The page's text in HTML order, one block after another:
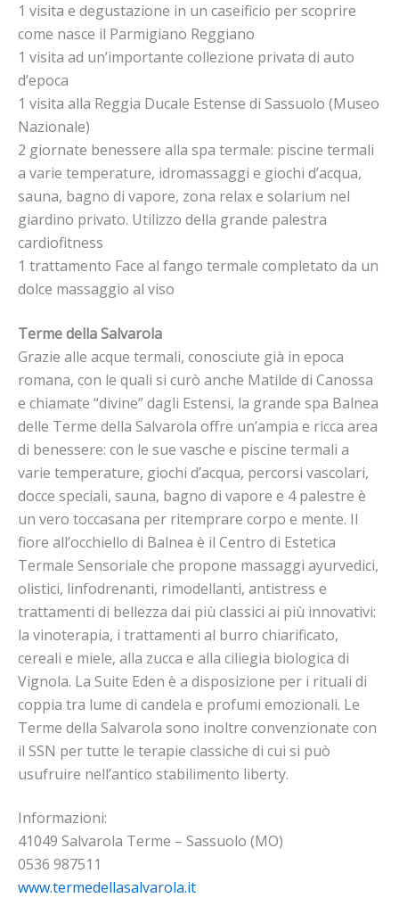
1 visita e degustazione in un caseificio per scoprire
come nasce il Parmigiano Reggiano
1 visita ad un’importante collezione privata di auto
d’epoca
1 visita alla Reggia Ducale Estense di Sassuolo (Museo
Nazionale)
2 giornate benessere alla spa termale: piscine termali
a varie temperature, idromassaggi e giochi d’acqua,
sauna, bagno di vapore, zona relax e solarium nel
giardino privato. Utilizzo della grande palestra
cardiofitness
1 trattamento Face al fango termale completato da un
dolce massaggio al viso
Terme della Salvarola
Grazie alle acque termali, conosciute già in epoca
romana, con le quali si curò anche Matilde di Canossa
e chiamate “divine” dagli Estensi, la grande spa Balnea
delle Terme della Salvarola offre un’ampia e ricca area
di benessere: con le sue vasche e piscine termali a
varie temperature, giochi d’acqua, percorsi vascolari,
docce speciali, sauna, bagno di vapore e 4 palestre è
un vero toccasana per ritemprare corpo e mente. Il
fiore all’occhiello di Balnea è il Centro di Estetica
Termale Sensoriale che propone massaggi ayurvedici,
olistici, linfodrenanti, rimodellanti, antistress e
trattamenti di bellezza dai più classici ai più innovativi:
la vinoterapia, i trattamenti al burro chiarificato,
cereali e miele, alla zucca e alla ciliegia biologica di
Vignola. La Suite Eden è a disposizione per i rituali di
coppia tra lume di candela e profumi emozionali. Le
Terme della Salvarola sono inoltre convenzionate con
il SSN per tutte le terapie classiche di cui si può
usufruire nell’antico stabilimento liberty.
Informazioni:
41049 Salvarola Terme – Sassuolo (MO)
0536 987511
www.termedellasalvarola.it